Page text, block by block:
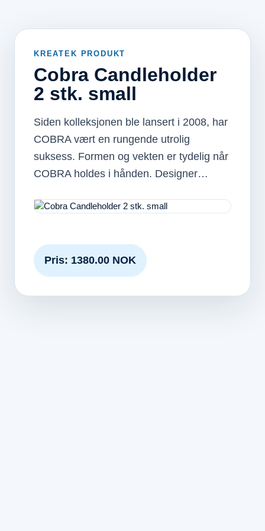
KREATEK PRODUKT
Cobra Candleholder
2 stk. small
Siden kolleksjonen ble lansert i 2008, har
COBRA vært en rungende utrolig
suksess. Formen og vekten er tydelig når
COBRA holdes i hånden. Designer…
Pris: 1380.00 NOK